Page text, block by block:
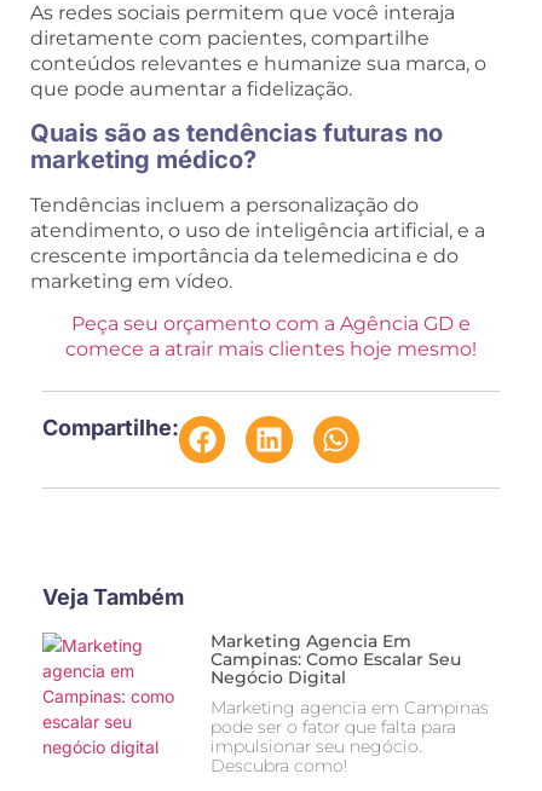
As redes sociais permitem que você interaja
diretamente com pacientes, compartilhe
conteúdos relevantes e humanize sua marca, o
que pode aumentar a fidelização.
Quais são as tendências futuras no
marketing médico?
Tendências incluem a personalização do
atendimento, o uso de inteligência artificial, e a
crescente importância da telemedicina e do
marketing em vídeo.
Peça seu orçamento com a Agência GD e
comece a atrair mais clientes hoje mesmo!
Compartilhe:
Veja Também
Marketing Agencia Em
Campinas: Como Escalar Seu
Negócio Digital
Marketing agencia em Campinas
pode ser o fator que falta para
impulsionar seu negócio.
Descubra como!